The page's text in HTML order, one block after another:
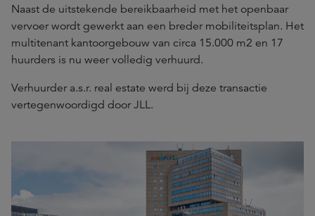
Naast de uitstekende bereikbaarheid met het openbaar
vervoer wordt gewerkt aan een breder mobiliteitsplan. Het
multitenant kantoorgebouw van circa 15.000 m2 en 17
huurders is nu weer volledig verhuurd.
Verhuurder a.s.r. real estate werd bij deze transactie
vertegenwoordigd door JLL.